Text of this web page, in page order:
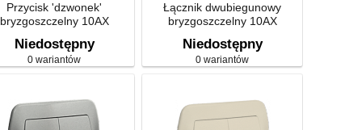
Przycisk 'dzwonek'
bryzgoszczelny 10AX
Niedostępny
0 wariantów
Łącznik dwubiegunowy
bryzgoszczelny 10AX
Niedostępny
0 wariantów